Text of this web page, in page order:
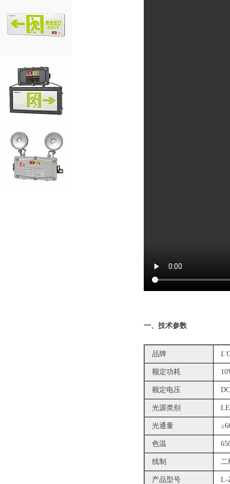
一、技术参数
品牌
额定功耗
额定电压
光源类别
光通量
色温
线制 二
产品型号 L-